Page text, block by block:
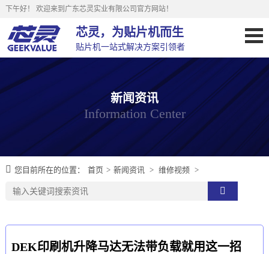
下午好！ 欢迎来到广东芯灵实业有限公司官方网站！
芯灵，为贴片机而生
贴片机一站式解决方案引领者
新闻资讯
Information Center
您目前所在的位置： 首页 > 新闻资讯 > 维修视频 >
DEK印刷机升降马达无法带负载就用这一招